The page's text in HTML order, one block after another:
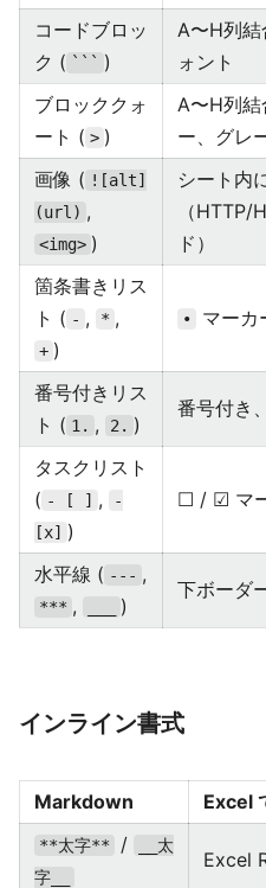
コードブロッ
ク ( ``` )
A〜H列結
ォント
ブロッククォ
ート ( > )
A〜H列
ー、グレ
画像 ( ![alt]
(url) ,
<img> )
シート内
（HTTP/
ド）
箇条書きリス
ト ( - , * ,
+ )
• マーカ
番号付きリス
ト ( 1. , 2. )
番号付き
タスクリスト
( - [ ] ,
-
[x] )
☐ / ☑ マ
水平線 ( --- ,
*** , )
下ボーダ
インライン書式
Markdown Excel
**太字** /
__太
字__
Excel